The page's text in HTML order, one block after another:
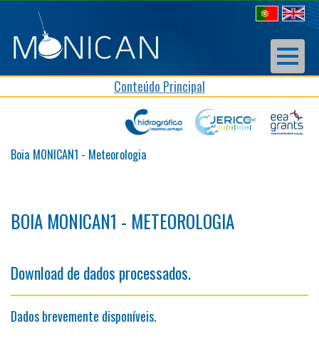
Conteúdo Principal
Boia MONICAN1 - Meteorologia
BOIA MONICAN1 - METEOROLOGIA
Download de dados processados.
Dados brevemente disponíveis.